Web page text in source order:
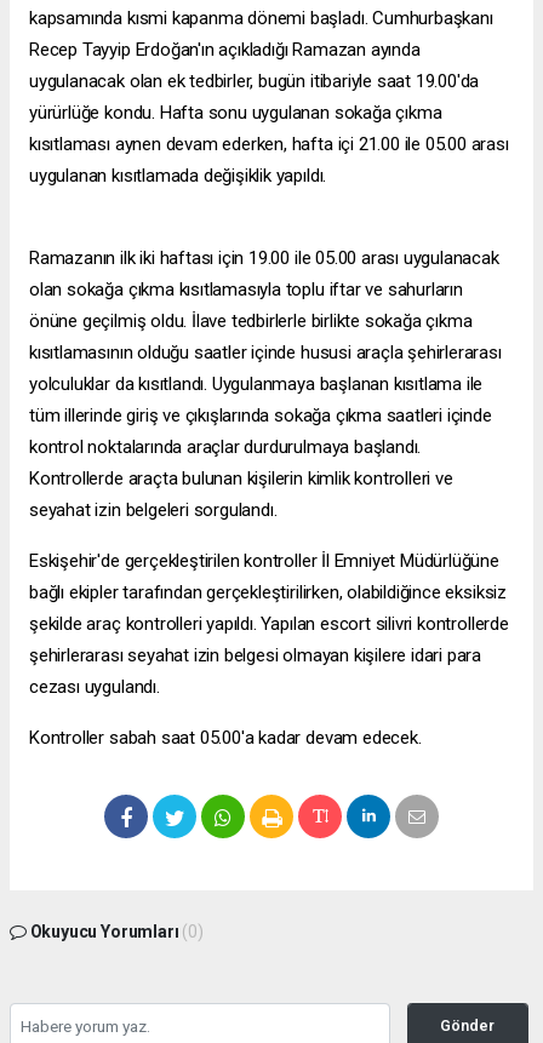
kapsamında kısmi kapanma dönemi başladı. Cumhurbaşkanı
Recep Tayyip Erdoğan'ın açıkladığı Ramazan ayında
uygulanacak olan ek tedbirler, bugün itibariyle saat 19.00'da
yürürlüğe kondu. Hafta sonu uygulanan sokağa çıkma
kısıtlaması aynen devam ederken, hafta içi 21.00 ile 05.00 arası
uygulanan kısıtlamada değişiklik yapıldı.
Ramazanın ilk iki haftası için 19.00 ile 05.00 arası uygulanacak
olan sokağa çıkma kısıtlamasıyla toplu iftar ve sahurların
önüne geçilmiş oldu. İlave tedbirlerle birlikte sokağa çıkma
kısıtlamasının olduğu saatler içinde hususi araçla şehirlerarası
yolculuklar da kısıtlandı. Uygulanmaya başlanan kısıtlama ile
tüm illerinde giriş ve çıkışlarında sokağa çıkma saatleri içinde
kontrol noktalarında araçlar durdurulmaya başlandı.
Kontrollerde araçta bulunan kişilerin kimlik kontrolleri ve
seyahat izin belgeleri sorgulandı.
Eskişehir'de gerçekleştirilen kontroller İl Emniyet Müdürlüğüne
bağlı ekipler tarafından gerçekleştirilirken, olabildiğince eksiksiz
şekilde araç kontrolleri yapıldı. Yapılan escort silivri kontrollerde
şehirlerarası seyahat izin belgesi olmayan kişilere idari para
cezası uygulandı.
Kontroller sabah saat 05.00'a kadar devam edecek.
Okuyucu Yorumları (0)
Gönder